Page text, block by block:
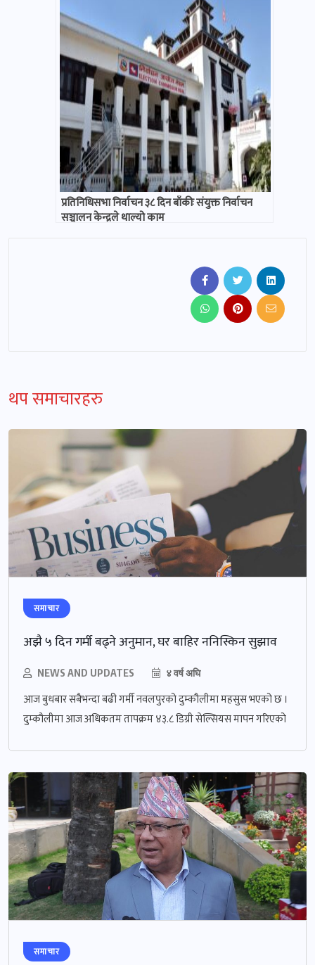
प्रतिनिधिसभा निर्वाचन ३८ दिन बाँकीः संयुक्त निर्वाचन
सञ्चालन केन्द्रले थाल्यो काम
थप समाचारहरु
समाचार
अझै ५ दिन गर्मी बढ्ने अनुमान, घर बाहिर ननिस्किन सुझाव
NEWS AND UPDATES ४ वर्ष अघि
आज बुधबार सबैभन्दा बढी गर्मी नवलपुरको दुम्कौलीमा महसुस भएको छ ।
दुम्कौलीमा आज अधिकतम तापक्रम ४३.८ डिग्री सेल्सियस मापन गरिएको
समाचार